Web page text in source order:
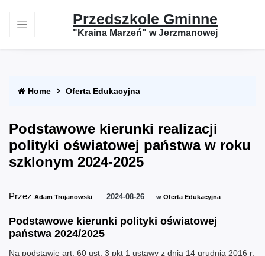
Przedszkole Gminne
"Kraina Marzeń" w Jerzmanowej
Home Oferta Edukacyjna
Podstawowe kierunki realizacji
polityki oświatowej państwa w roku
szklonym 2024-2025
Przez Adam Trojanowski 2024-08-26 w Oferta Edukacyjna
Podstawowe kierunki polityki oświatowej
państwa 2024/2025
Na podstawie art. 60 ust. 3 pkt 1 ustawy z dnia 14 grudnia 2016 r.